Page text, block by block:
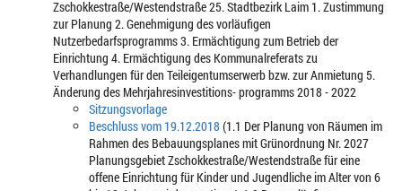
Zschokkestraße/Westendstraße 25. Stadtbezirk Laim 1. Zustimmung
zur Planung 2. Genehmigung des vorläufigen
Nutzerbedarfsprogramms 3. Ermächtigung zum Betrieb der
Einrichtung 4. Ermächtigung des Kommunalreferats zu
Verhandlungen für den Teileigentumserwerb bzw. zur Anmietung 5.
Änderung des Mehrjahresinvestitions- programms 2018 - 2022
Sitzungsvorlage
Beschluss vom 19.12.2018(1.1 Der Planung von Räumen im
Rahmen des Bebauungsplanes mit Grünordnung Nr. 2027
Planungsgebiet Zschokkestraße/Westendstraße für eine
offene Einrichtung für Kinder und Jugendliche im Alter von 6